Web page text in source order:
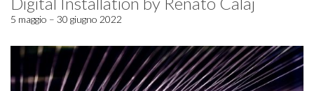
5 maggio – 30 giugno 2022